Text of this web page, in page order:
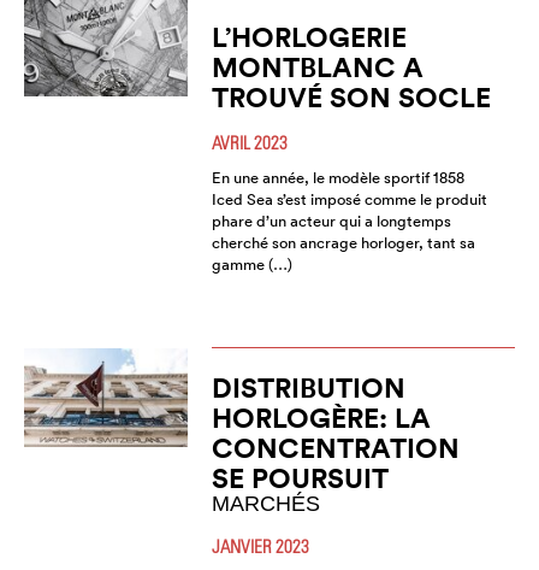
L’HORLOGERIE
MONTBLANC A
TROUVÉ SON SOCLE
AVRIL 2023
En une année, le modèle sportif 1858
Iced Sea s’est imposé comme le produit
phare d’un acteur qui a longtemps
cherché son ancrage horloger, tant sa
gamme (…)
DISTRIBUTION
HORLOGÈRE: LA
CONCENTRATION
SE POURSUIT
MARCHÉS
JANVIER 2023